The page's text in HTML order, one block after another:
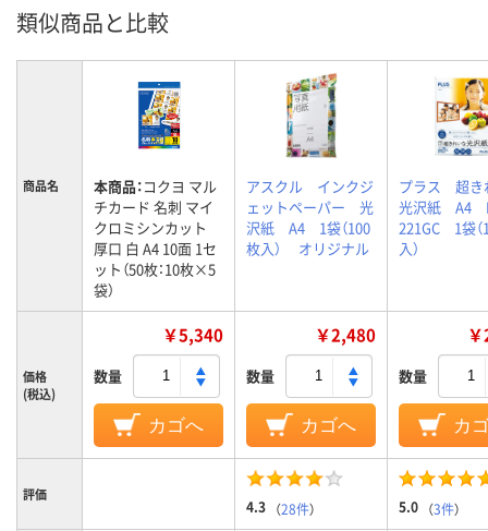
類似商品と比較
商品名 本商品：コクヨ マル
チカード 名刺 マイ
クロミシンカット
厚口 白 A4 10面 1セ
ット（50枚：10枚×5
袋）
アスクル インクジ
ェットペーパー 光
沢紙 A4 1袋（100
枚入） オリジナル
プラス 超き
光沢紙 A4
221GC 1袋（
入）
価格
(税込)
￥5,340
数量
カゴへ
￥2,480
数量
カゴへ
数量
カ
評価
4.3 （28件） 5.0 （3件）